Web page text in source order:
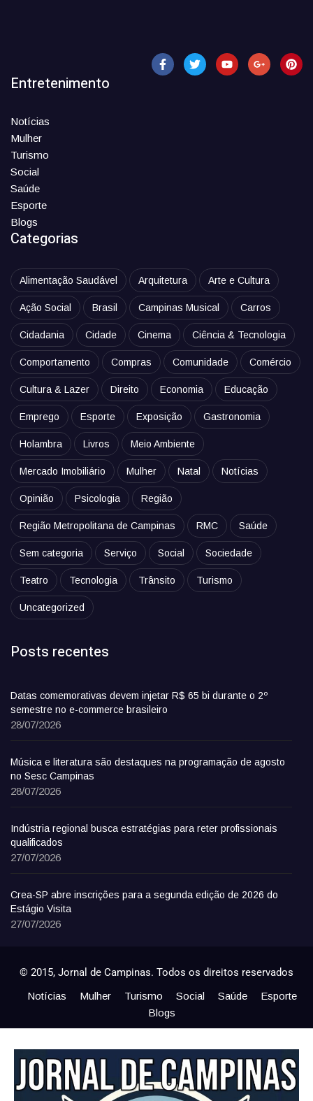
Entretenimento
Notícias
Mulher
Turismo
Social
Saúde
Esporte
Blogs
Categorias
Alimentação Saudável Arquitetura Arte e Cultura
Ação Social Brasil Campinas Musical Carros
Cidadania Cidade Cinema Ciência & Tecnologia
Comportamento Compras Comunidade Comércio
Cultura & Lazer Direito Economia Educação
Emprego Esporte Exposição Gastronomia
Holambra Livros Meio Ambiente
Mercado Imobiliário Mulher Natal Notícias
Opinião Psicologia Região
Região Metropolitana de Campinas RMC Saúde
Sem categoria Serviço Social Sociedade
Teatro Tecnologia Trânsito Turismo
Uncategorized
Posts recentes
Datas comemorativas devem injetar R$ 65 bi durante o 2º
semestre no e-commerce brasileiro
28/07/2026
Música e literatura são destaques na programação de agosto
no Sesc Campinas
28/07/2026
Indústria regional busca estratégias para reter profissionais
qualificados
27/07/2026
Crea-SP abre inscrições para a segunda edição de 2026 do
Estágio Visita
27/07/2026
© 2015, Jornal de Campinas. Todos os direitos reservados
Notícias Mulher Turismo Social Saúde
Esporte
Blogs